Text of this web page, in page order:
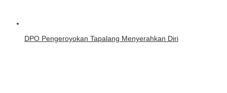
DPO Pengeroyokan Tapalang Menyerahkan Diri